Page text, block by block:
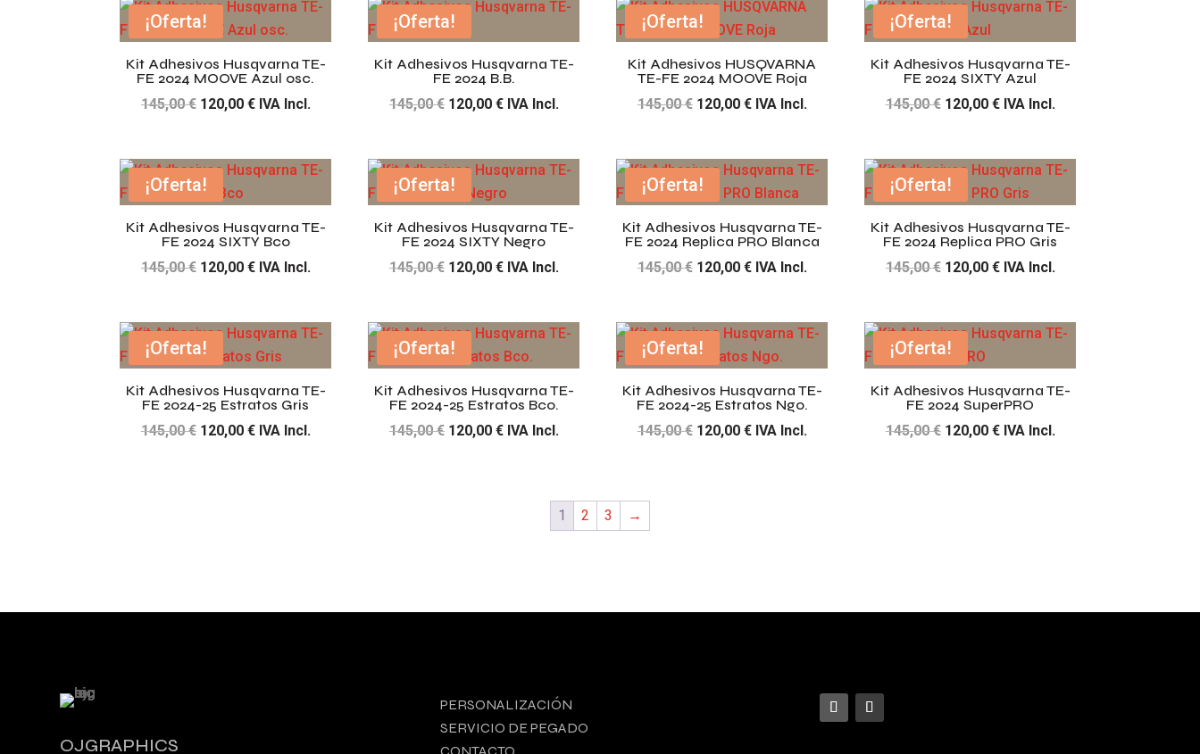
era:
145,00 €.
es:
120,00 €.
era:
145,00 €.
es:
era:
145,00 €.
es:
120,00 €.
era:
145,00 €.
es:
¡Oferta!
Kit Adhesivos Husqvarna TE-
FE 2024 MOOVE Azul osc.
145,00€ El
era:
145,00 €.
120,00 €El
es:
IVA Incl.
¡Oferta!
Kit Adhesivos Husqvarna TE-
FE 2024 B.B.
145,00€ El
era:
145,00 €.
120,00 €El
es:
120,00 €.
IVA Incl.
¡Oferta!
Kit Adhesivos HUSQVARNA
TE-FE 2024 MOOVE Roja
145,00€ El
era:
145,00 €.
120,00 €El
es:
120,00 €.
IVA Incl.
¡Oferta!
Kit Adhesivos Husqvarna TE-
FE 2024 SIXTY Azul
145,00€ El
era:
145,00 €.
120,00 €El
es:
120,00 €.
IVA Incl.
¡Oferta!
Kit Adhesivos Husqvarna TE-
FE 2024 SIXTY Bco
145,00€ El
era:
145,00 €.
120,00 €El
es:
120,00 €.
IVA Incl.
¡Oferta!
Kit Adhesivos Husqvarna TE-
FE 2024 SIXTY Negro
145,00€ El
era:
145,00 €.
120,00 €El
es:
120,00 €.
IVA Incl.
¡Oferta!
Kit Adhesivos Husqvarna TE-
FE 2024 Replica PRO Blanca
145,00€ El
era:
145,00 €.
120,00 €El
es:
120,00 €.
IVA Incl.
¡Oferta!
Kit Adhesivos Husqvarna TE-
FE 2024 Replica PRO Gris
145,00€ El
era:
145,00 €.
120,00 €El
es:
IVA Incl.
¡Oferta!
Kit Adhesivos Husqvarna TE-
FE 2024-25 Estratos Gris
145,00€ El
120,00 €ElIVA Incl.
¡Oferta!
Kit Adhesivos Husqvarna TE-
FE 2024-25 Estratos Bco.
145,00€ El
120,00 €ElIVA Incl.
¡Oferta!
Kit Adhesivos Husqvarna TE-
FE 2024-25 Estratos Ngo.
145,00€ El
120,00 €ElIVA Incl.
¡Oferta!
Kit Adhesivos Husqvarna TE-
FE 2024 SuperPRO
145,00€ El
120,00 €ElIVA Incl.
1 2 3 →
OJGRAPHICS
PERSONALIZACIÓN
SERVICIO DE PEGADO